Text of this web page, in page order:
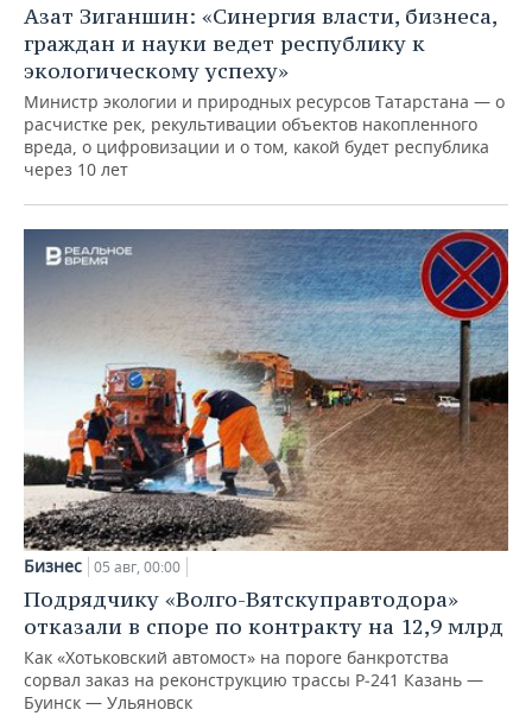
Азат Зиганшин: «Синергия власти, бизнеса,
граждан и науки ведет республику к
экологическому успеху»
Министр экологии и природных ресурсов Татарстана — о
расчистке рек, рекультивации объектов накопленного
вреда, о цифровизации и о том, какой будет республика
через 10 лет
Бизнес 05 авг, 00:00
Подрядчику «Волго-Вятскуправтодора»
отказали в споре по контракту на 12,9 млрд
Как «Хотьковский автомост» на пороге банкротства
сорвал заказ на реконструкцию трассы Р‑241 Казань —
Буинск — Ульяновск